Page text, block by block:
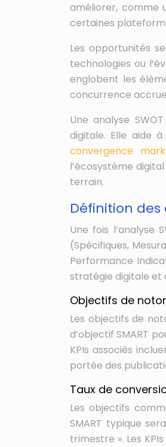
améliorer, comme
certaines
Les opportunités
technologies ou
englobent les
concurrence
Une analyse
digitale. Elle aide
convergence
l’écosystème
terrain.
Définition des
Une fois l’analyse
(Spécifiques,
Performance
stratégie digitale et
Objectifs de
Les objectifs de
d’objectif SMART
KPIs associés
portée des
Taux de
Les objectifs
SMART typique
trimestre ». Les